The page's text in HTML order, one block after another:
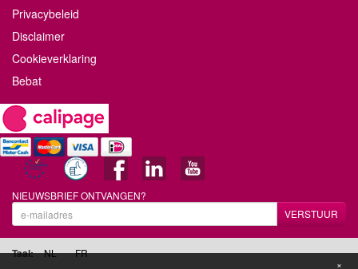
Privacybeleid
Disclaimer
Cookieverklaring
Bebat
NIEUWSBRIEF ONTVANGEN?
VERSTUUR
Taal: NL FR
×